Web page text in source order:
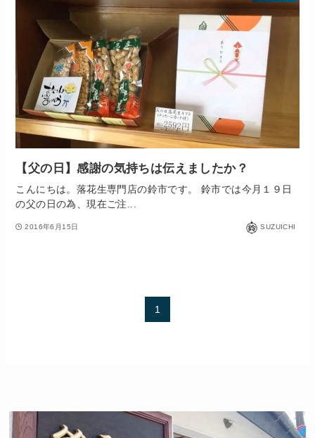
【父の日】感謝の気持ちは伝えましたか？
こんにちは。落花生専門店の鈴市です。 鈴市では今月１９日
の父の日の為、現在ご注...
2016年6月15日 SUZUICHI
1